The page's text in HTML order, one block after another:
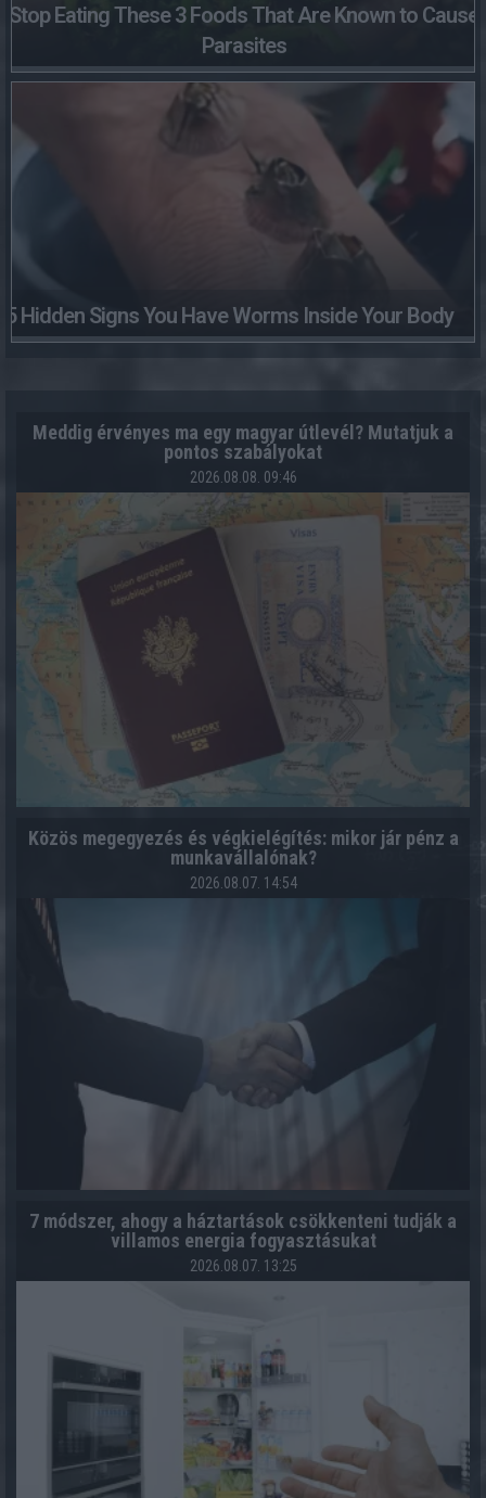
Stop Eating These 3 Foods That Are Known to Cause
Parasites
5 Hidden Signs You Have Worms Inside Your Body
Meddig érvényes ma egy magyar útlevél? Mutatjuk a
pontos szabályokat
2026.08.08. 09:46
Közös megegyezés és végkielégítés: mikor jár pénz a
munkavállalónak?
2026.08.07. 14:54
7 módszer, ahogy a háztartások csökkenteni tudják a
villamos energia fogyasztásukat
2026.08.07. 13:25